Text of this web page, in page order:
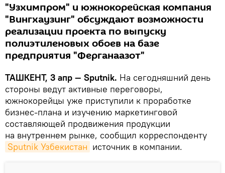
"Узхимпром" и южнокорейская компания
"Вингхаузинг" обсуждают возможности
реализации проекта по выпуску
полиэтиленовых обоев на базе
предприятия "Ферганаазот"
ТАШКЕНТ, 3 апр — Sputnik. На сегодняшний день
стороны ведут активные переговоры,
южнокорейцы уже приступили к проработке
бизнес-плана и изучению маркетинговой
составляющей продвижения продукции
на внутреннем рынке, сообщил корреспонденту
Sputnik Узбекистан источник в компании.